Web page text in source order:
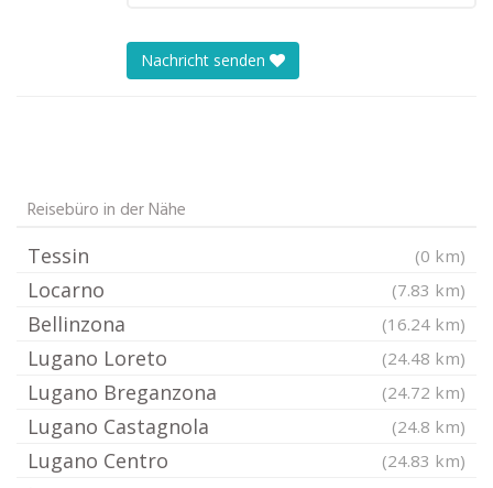
Nachricht senden
Reisebüro in der Nähe
Tessin (0 km)
Locarno (7.83 km)
Bellinzona (16.24 km)
Lugano Loreto (24.48 km)
Lugano Breganzona (24.72 km)
Lugano Castagnola (24.8 km)
Lugano Centro (24.83 km)